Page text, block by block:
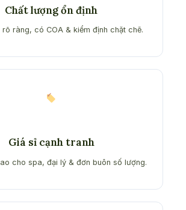
Chất lượng ổn định
ràng, có COA & kiểm định chặt chẽ.
Giá sỉ cạnh tranh
cho spa, đại lý & đơn buôn số lượng.